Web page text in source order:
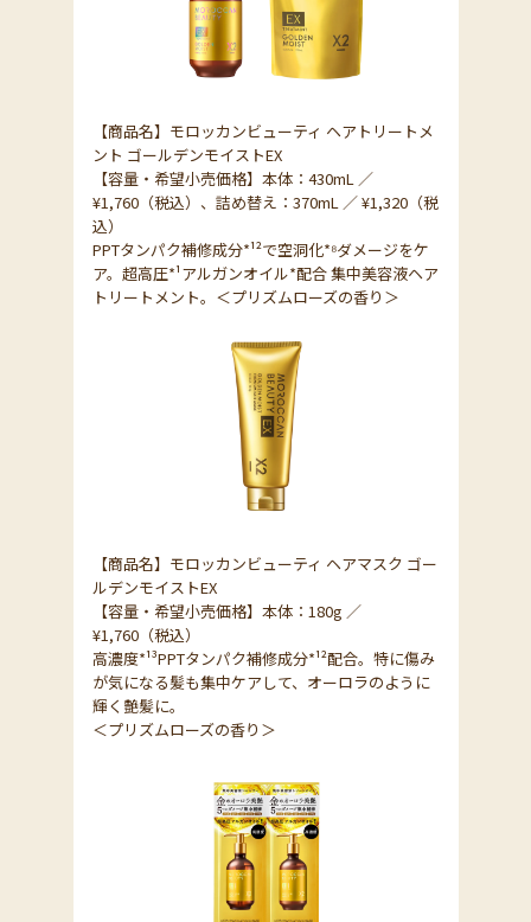
【商品名】モロッカンビューティ ヘアトリートメ
ント ゴールデンモイストEX
【容量・希望小売価格】本体：430mL ／
¥1,760（税込）、詰め替え：370mL ／ ¥1,320（税
込）
PPTタンパク補修成分*¹²で空洞化*⁸ダメージをケ
ア。超高圧*¹アルガンオイル*配合 集中美容液ヘア
トリートメント。＜プリズムローズの香り＞
【商品名】モロッカンビューティ ヘアマスク ゴー
ルデンモイストEX
【容量・希望小売価格】本体：180g ／
¥1,760（税込）
高濃度*¹³PPTタンパク補修成分*¹²配合。特に傷み
が気になる髪も集中ケアして、オーロラのように
輝く艶髪に。
＜プリズムローズの香り＞